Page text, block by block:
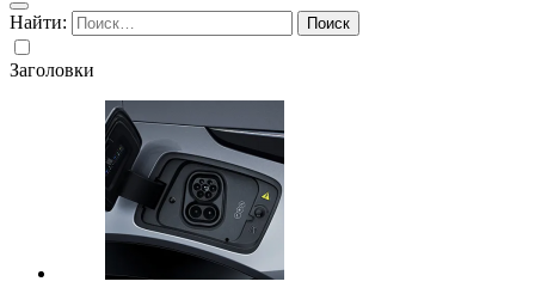
Найти:
Заголовки